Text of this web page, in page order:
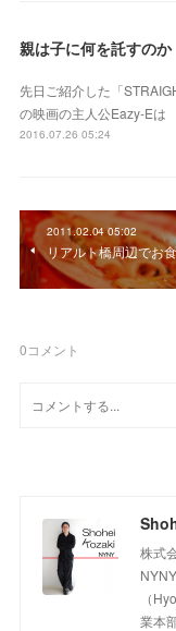
親は子に何を託すのか
先日ご紹介した「
の映画の主人公Eazy-Eは
2016.07.26 05:24
2011.02.04 05:02
リアルト橋周辺でお
0コメント
株式
（
業本